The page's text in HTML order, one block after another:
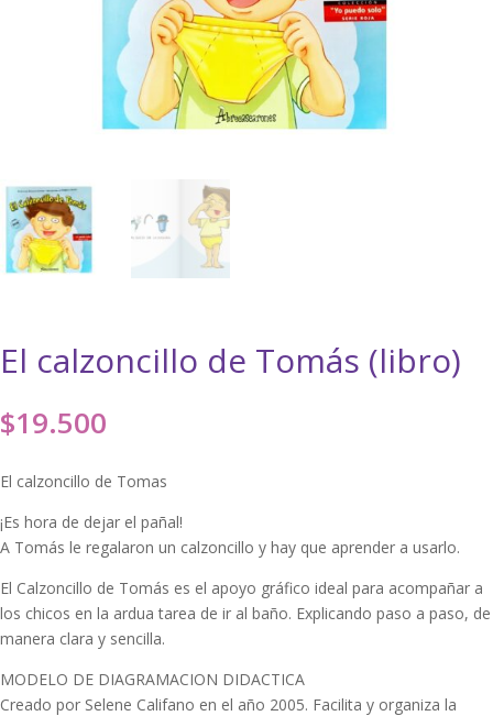
El calzoncillo de Tomás (libro)
$19.500
El calzoncillo de Tomas
¡Es hora de dejar el pañal!
A Tomás le regalaron un calzoncillo y hay que aprender a usarlo.
El Calzoncillo de Tomás es el apoyo gráfico ideal para acompañar a
los chicos en la ardua tarea de ir al baño. Explicando paso a paso, de
manera clara y sencilla.
MODELO DE DIAGRAMACION DIDACTICA
Creado por Selene Califano en el año 2005. Facilita y organiza la